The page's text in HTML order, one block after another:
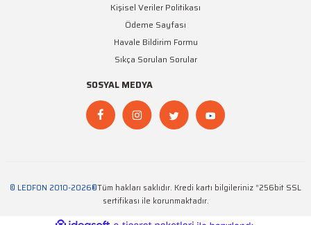
Kişisel Veriler Politikası
Ödeme Sayfası
Havale Bildirim Formu
Sıkça Sorulan Sorular
SOSYAL MEDYA
© LEDFON 2010-2026®Tüm hakları saklıdır. Kredi kartı bilgileriniz “256bit SSL
sertifikası ile korunmaktadır.